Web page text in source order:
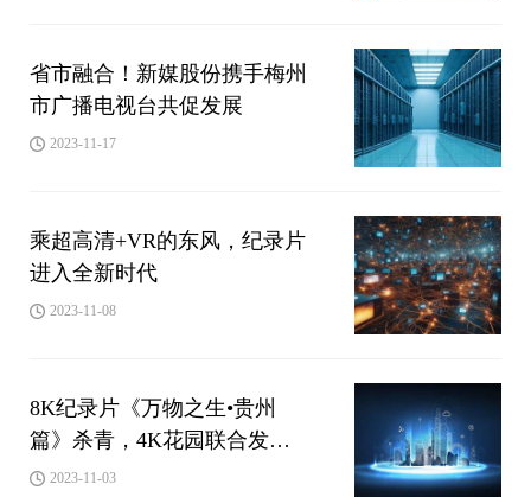
省市融合！新媒股份携手梅州
市广播电视台共促发展
2023-11-17
乘超高清+VR的东风，纪录片
进入全新时代
2023-11-08
8K纪录片《万物之生•贵州
篇》杀青，4K花园联合发
布“超高清自然影像合作计划”
2023-11-03